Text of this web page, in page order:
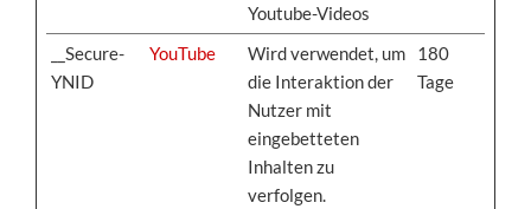
Youtube-Videos
__Secure-
YNID
YouTube
Wird verwendet, um
die Interaktion der
Nutzer mit
eingebetteten
Inhalten zu
verfolgen.
180
Tage